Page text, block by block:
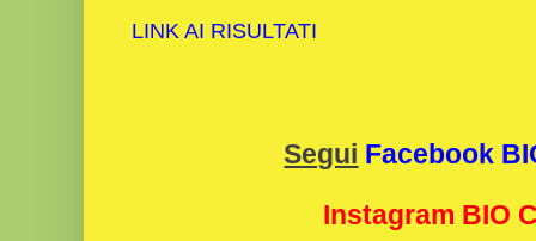
LINK AI RISULTATI
Segui Facebook
Instagram BIO